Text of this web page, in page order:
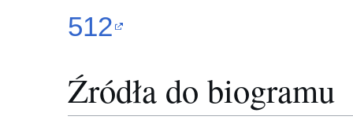
512
Źródła do biogramu